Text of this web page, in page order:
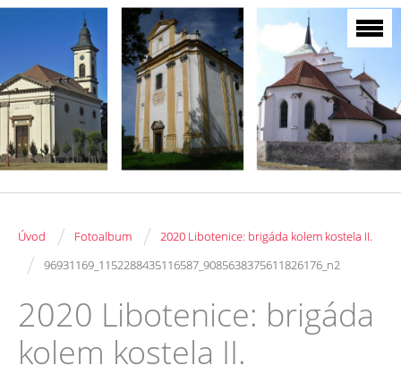
Úvod / Fotoalbum / 2020 Libotenice: brigáda kolem kostela II.
/ 96931169_1152288435116587_9085638375611826176_n2
2020 Libotenice: brigáda
kolem kostela II.